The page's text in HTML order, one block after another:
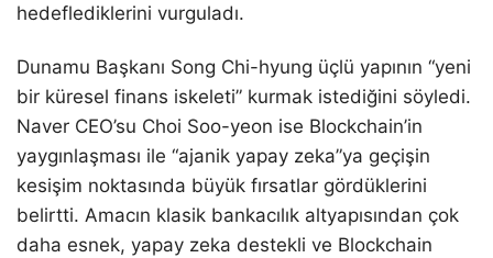
hedeflediklerini vurguladı.
Dunamu Başkanı Song Chi-hyung üçlü yapının “yeni
bir küresel finans iskeleti” kurmak istediğini söyledi.
Naver CEO’su Choi Soo-yeon ise Blockchain’in
yaygınlaşması ile “ajanik yapay zeka”ya geçişin
kesişim noktasında büyük fırsatlar gördüklerini
belirtti. Amacın klasik bankacılık altyapısından çok
daha esnek, yapay zeka destekli ve Blockchain